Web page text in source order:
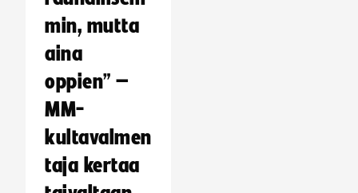
min, mutta
aina
oppien” –
MM-
kultavalmen
taja kertaa